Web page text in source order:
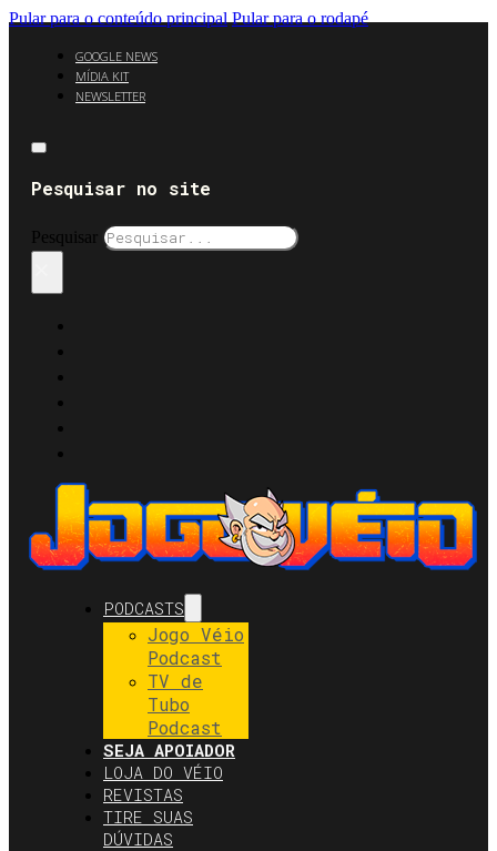
Pular para o conteúdo principal Pular para o rodapé
GOOGLE NEWS
MÍDIA KIT
NEWSLETTER
Pesquisar no site
Pesquisar
PODCASTS
Jogo Véio
Podcast
TV de
Tubo
Podcast
SEJA APOIADOR
LOJA DO VÉIO
REVISTAS
TIRE SUAS
DÚVIDAS